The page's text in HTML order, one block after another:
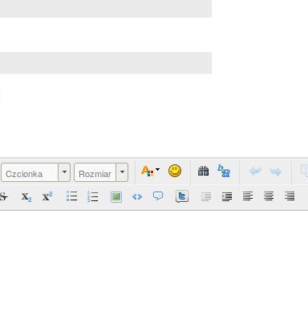
Czcionka Rozmiar